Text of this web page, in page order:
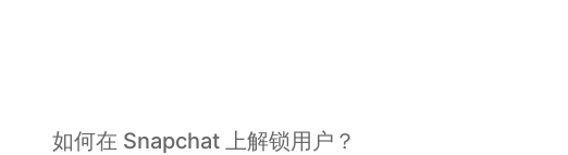
如何在 Snapchat 上解锁用户？